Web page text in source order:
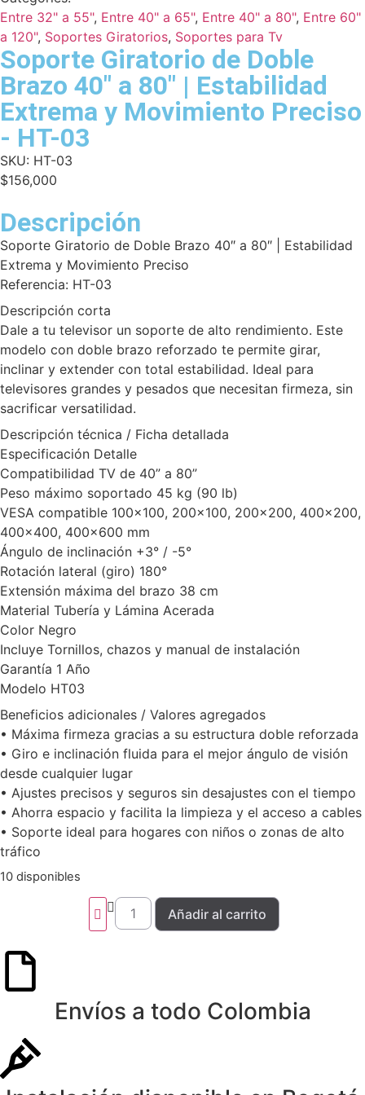
Entre 32" a 55", Entre 40" a 65", Entre 40" a 80", Entre 60"
a 120", Soportes Giratorios, Soportes para Tv
Soporte Giratorio de Doble
Brazo 40" a 80" | Estabilidad
Extrema y Movimiento Preciso
- HT-03
SKU: HT-03
$156,000
Descripción
Soporte Giratorio de Doble Brazo 40″ a 80″ | Estabilidad
Extrema y Movimiento Preciso
Referencia: HT-03
Descripción corta
Dale a tu televisor un soporte de alto rendimiento. Este
modelo con doble brazo reforzado te permite girar,
inclinar y extender con total estabilidad. Ideal para
televisores grandes y pesados que necesitan firmeza, sin
sacrificar versatilidad.
Descripción técnica / Ficha detallada
Especificación Detalle
Compatibilidad TV de 40” a 80”
Peso máximo soportado 45 kg (90 lb)
VESA compatible 100×100, 200×100, 200×200, 400×200,
400×400, 400×600 mm
Ángulo de inclinación +3° / -5°
Rotación lateral (giro) 180°
Extensión máxima del brazo 38 cm
Material Tubería y Lámina Acerada
Color Negro
Incluye Tornillos, chazos y manual de instalación
Garantía 1 Año
Modelo HT03
Beneficios adicionales / Valores agregados
• Máxima firmeza gracias a su estructura doble reforzada
• Giro e inclinación fluida para el mejor ángulo de visión
desde cualquier lugar
• Ajustes precisos y seguros sin desajustes con el tiempo
• Ahorra espacio y facilita la limpieza y el acceso a cables
• Soporte ideal para hogares con niños o zonas de alto
tráfico
10 disponibles
Añadir al carrito
Envíos a todo Colombia